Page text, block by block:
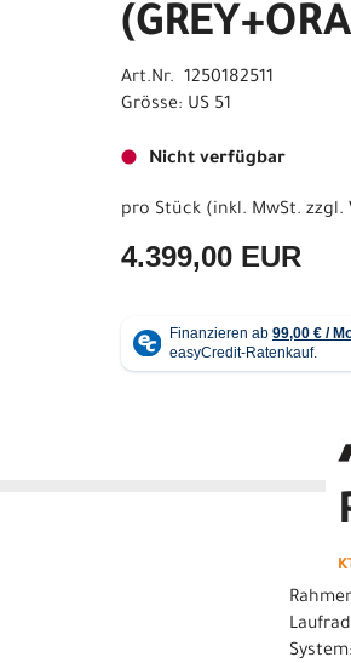
Art.Nr. 1250182511
Grösse: US 51
Nicht verfügbar
pro Stück (inkl. MwSt. zzgl.
4.399,00 EUR